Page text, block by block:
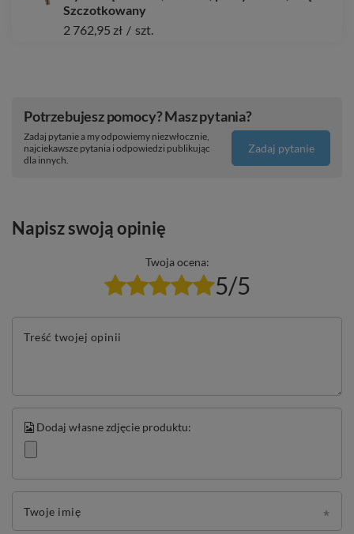
Szczotkowany
2 762,95 zł / szt.
Potrzebujesz pomocy? Masz pytania?
Zadaj pytanie a my odpowiemy niezwłocznie,
najciekawsze pytania i odpowiedzi publikując
dla innych.
Zadaj pytanie
Napisz swoją opinię
Twoja ocena:
5/5
Treść twojej opinii
Dodaj własne zdjęcie produktu:
Twoje imię